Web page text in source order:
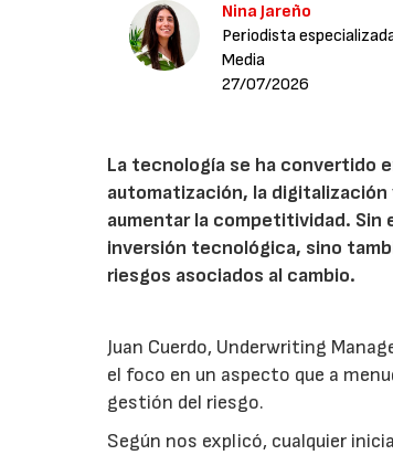
Nina Jareño
Periodista
Media
27/07/2026
La tecnología se ha convertido
automatización, la
aumentar la competitividad.
inversión tecnológica, sino
riesgos asociados al cambio.
Juan Cuerdo, Underwriting
el foco en un aspecto que a
gestión del riesgo.
Según nos explicó, cualquier